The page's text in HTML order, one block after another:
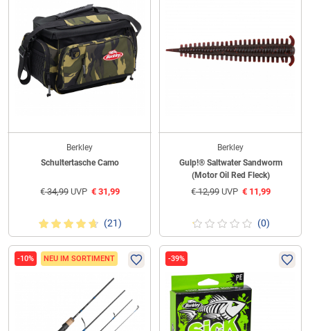
Berkley
Schultertasche Camo
€34,99UVP €31,99
(21)
Berkley
Gulp!® Saltwater Sandworm
(Motor Oil Red Fleck)
€12,99UVP €11,99
(0)
-10% NEU IM SORTIMENT -39%